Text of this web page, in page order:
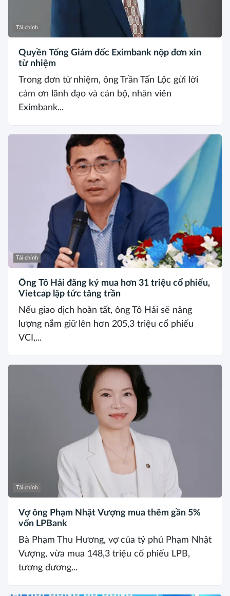
Tài chính
Quyền Tổng Giám đốc Eximbank nộp đơn xin
từ nhiệm
Trong đơn từ nhiệm, ông Trần Tấn Lộc gửi lời
cảm ơn lãnh đạo và cán bộ, nhân viên
Eximbank...
Tài chính
Ông Tô Hải đăng ký mua hơn 31 triệu cổ phiếu,
Vietcap lập tức tăng trần
Nếu giao dịch hoàn tất, ông Tô Hải sẽ nâng
lượng nắm giữ lên hơn 205,3 triệu cổ phiếu
VCI,...
Tài chính
Vợ ông Phạm Nhật Vượng mua thêm gần 5%
vốn LPBank
Bà Phạm Thu Hương, vợ của tỷ phú Phạm Nhật
Vượng, vừa mua 148,3 triệu cổ phiếu LPB,
tương đương...